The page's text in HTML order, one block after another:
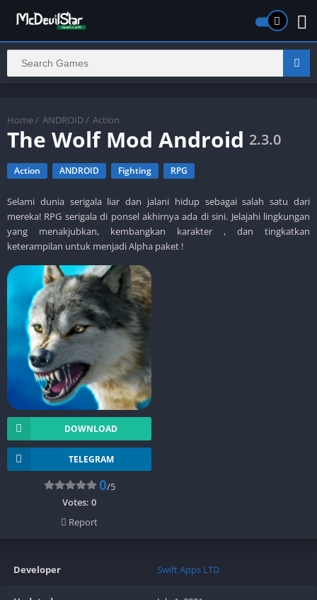
Home / ANDROID / Action
The Wolf Mod Android 2.3.0
Action ANDROID Fighting RPG
Selami dunia serigala liar dan jalani hidup sebagai salah satu dari
mereka! RPG serigala di ponsel akhirnya ada di sini. Jelajahi lingkungan
yang menakjubkan, kembangkan karakter , dan tingkatkan
keterampilan untuk menjadi Alpha paket !
DOWNLOAD
TELEGRAM
0/5
Votes: 0
Report
Developer Swift Apps LTD